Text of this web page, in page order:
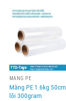
MÀNG PE
Màng PE 1.6kg 50cm
lõi 300gram